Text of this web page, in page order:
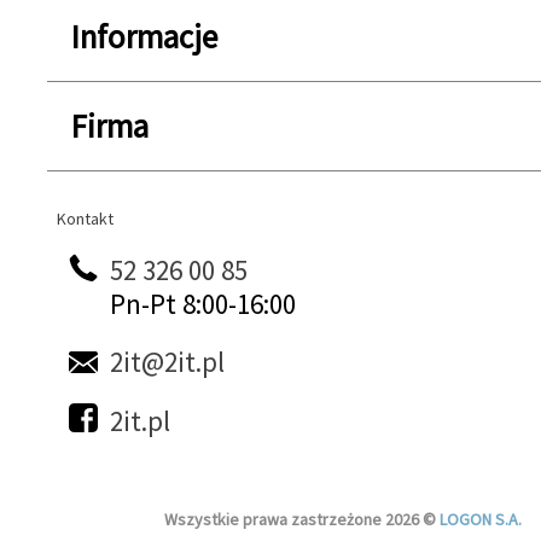
Informacje
Firma
Kontakt
Kontakt
52 326 00 85
Pn-Pt 8:00-16:00
2it@2it.pl
2it.pl
Wszystkie prawa zastrzeżone 2026 ©LOGON S.A.